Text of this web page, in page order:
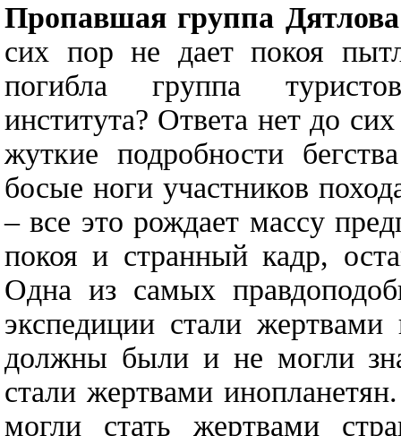
Пропавшая группа Дятлова
сих пор не дает покоя
погибла группа
института? Ответа нет до
жуткие подробности
босые ноги участников
– все это рождает массу
покоя и странный кадр,
Одна из самых
экспедиции стали
должны были и не могли
стали жертвами
могли стать жертвами